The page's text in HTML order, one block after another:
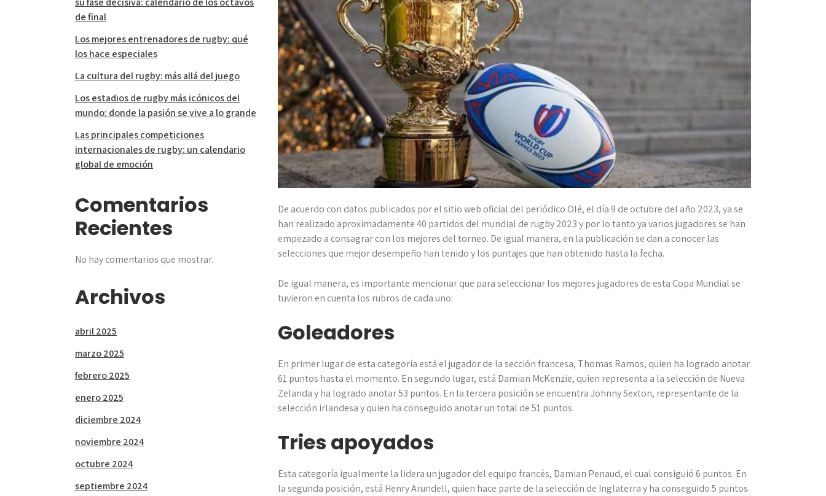
De acuerdo con datos publicados por el sitio web oficial del periódico Olé, el día 9 de octubre del año 2023, ya se
han realizado aproximadamente 40 partidos del mundial de rugby 2023 y por lo tanto ya varios jugadores se han
empezado a consagrar con los mejores del torneo. De igual manera, en la publicación se dan a conocer las
selecciones que mejor desempeño han tenido y los puntajes que han obtenido hasta la fecha.
De igual manera, es importante mencionar que para seleccionar los mejores jugadores de esta Copa Mundial se
tuvieron en cuenta los rubros de cada uno:
Goleadores
En primer lugar de esta categoría está el jugador de la sección francesa, Thomas Ramos, quien ha logrado anotar
61 puntos hasta el momento. En segundo lugar, está Damian McKenzie, quien representa a la selección de Nueva
Zelanda y ha logrado anotar 53 puntos. En la tercera posición se encuentra Johnny Sexton, representante de la
selección irlandesa y quien ha conseguido anotar un total de 51 puntos.
Tries apoyados
Esta categoría igualmente la lidera un jugador del equipo francés, Damian Penaud, el cual consiguió 6 puntos. En
la segunda posición, está Henry Arundell, quien hace parte de la selección de Inglaterra y ha conseguido 5 puntos.
de final
Los mejores entrenadores de rugby: qué
los hace especiales
La cultura del rugby: más allá del juego
Los estadios de rugby más icónicos del
mundo: donde la pasión se vive a lo grande
Las principales competiciones
internacionales de rugby: un calendario
global de emoción
Comentarios
Recientes
No hay comentarios que mostrar.
Archivos
abril 2025
marzo 2025
febrero 2025
enero 2025
diciembre 2024
noviembre 2024
octubre 2024
septiembre 2024